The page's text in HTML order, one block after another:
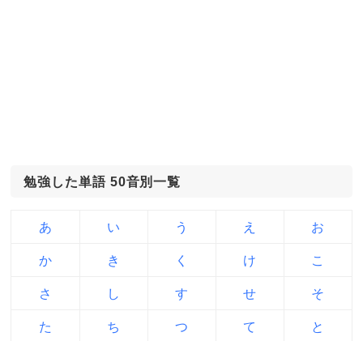
勉強した単語 50音別一覧
あ い う え お
か き く け こ
さ し す せ そ
た ち つ て と